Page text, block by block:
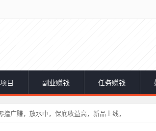
目 副业赚钱 任务赚钱
撸广赚，放水中，保底收益高，新品上线，